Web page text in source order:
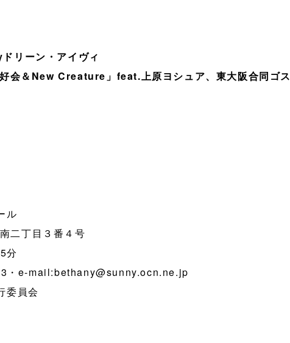
リーン・アイヴィ
会＆New Creature」feat.上原ヨシュア、東大阪合同ゴス
ル
二丁目３番４号
分
e-mail:bethany@sunny.ocn.ne.jp
委員会